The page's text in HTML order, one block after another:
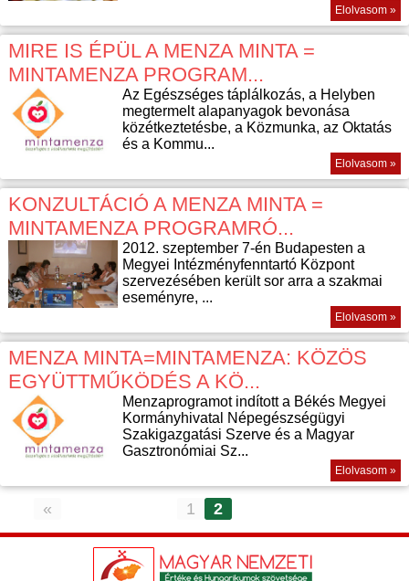
Elolvasom »
MIRE IS ÉPÜL A MENZA MINTA =
MINTAMENZA PROGRAM...
Az Egészséges táplálkozás, a Helyben
megtermelt alapanyagok bevonása
közétkeztetésbe, a Közmunka, az Oktatás
és a Kommu...
Elolvasom »
KONZULTÁCIÓ A MENZA MINTA =
MINTAMENZA PROGRAMRÓ...
2012. szeptember 7-én Budapesten a
Megyei Intézményfenntartó Központ
szervezésében került sor arra a szakmai
eseményre, ...
Elolvasom »
MENZA MINTA=MINTAMENZA: KÖZÖS
EGYÜTTMŰKÖDÉS A KÖ...
Menzaprogramot indított a Békés Megyei
Kormányhivatal Népegészségügyi
Szakigazgatási Szerve és a Magyar
Gasztronómiai Sz...
Elolvasom »
« 1 2